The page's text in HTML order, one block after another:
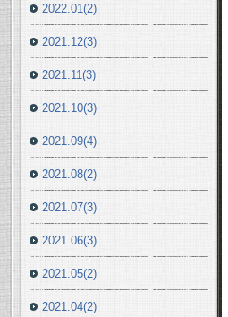
2022.01(2)
2021.12(3)
2021.11(3)
2021.10(3)
2021.09(4)
2021.08(2)
2021.07(3)
2021.06(3)
2021.05(2)
2021.04(2)